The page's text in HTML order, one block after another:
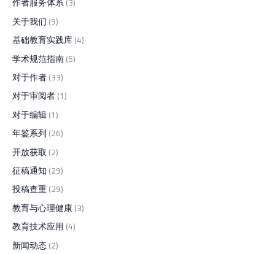
关于我们(9)
基础教育实践库(4)
学术规范指南(5)
对于作者(33)
对于审阅者(1)
对于编辑(1)
年鉴系列(26)
开放获取(2)
征稿通知(29)
投稿查重(29)
教育与心理健康(3)
教育技术应用(4)
新闻动态(2)